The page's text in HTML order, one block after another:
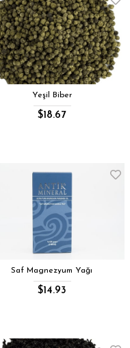
Yeşil Biber
$18.67
Saf Magnezyum Yağı
$14.93